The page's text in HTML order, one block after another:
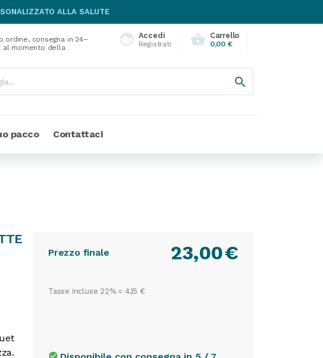
ALLA SALUTE
face Accedi
Registrati shopping_basket Carrello
0,00 €
ordine, consegna in 24–
al momento della

pacco Contattaci
Prezzo finale €
23,00
Tasse incluse 22% = 4,15 €
check_circle